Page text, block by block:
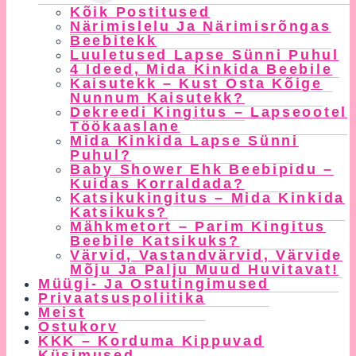
Menu
Kõik Postitused
Närimislelu Ja Närimisrõngas
Beebitekk
Luuletused Lapse Sünni Puhul
4 Ideed, Mida Kinkida Beebile
Kaisutekk – Kust Osta Kõige
Nunnum Kaisutekk?
Dekreedi Kingitus – Lapseootel
Töökaaslane
Mida Kinkida Lapse Sünni
Puhul?
Baby Shower Ehk Beebipidu –
Kuidas Korraldada?
Katsikukingitus – Mida Kinkida
Katsikuks?
Mähkmetort – Parim Kingitus
Beebile Katsikuks?
Värvid, Vastandvärvid, Värvide
Mõju Ja Palju Muud Huvitavat!
Müügi- Ja Ostutingimused
Privaatsuspoliitika
Meist
Ostukorv
KKK – Korduma Kippuvad